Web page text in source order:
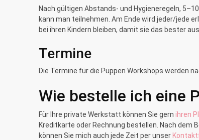
Nach gültigen Abstands- und Hygieneregeln,
kann man teilnehmen. Am Ende wird jeder/jede
bei ihren Kindern bleiben, damit sie das bester
Termine
Die Termine für die Puppen Workshops werden
Wie bestelle ich eine
Für Ihre private Werkstatt können Sie gern ihren
Kreditkarte oder Rechnung bestellen. Nach dem
können Sie mich auch jede Zeit per unser